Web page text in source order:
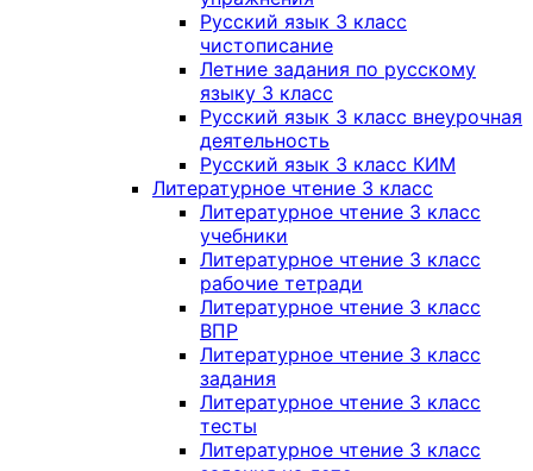
Русский язык 3 класс
чистописание
Летние задания по русскому
языку 3 класс
Русский язык 3 класс внеурочная
деятельность
Русский язык 3 класс КИМ
Литературное чтение 3 класс
Литературное чтение 3 класс
учебники
Литературное чтение 3 класс
рабочие тетради
Литературное чтение 3 класс
ВПР
Литературное чтение 3 класс
задания
Литературное чтение 3 класс
тесты
Литературное чтение 3 класс